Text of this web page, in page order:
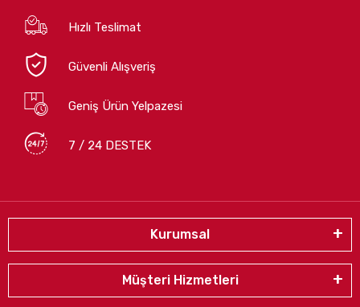
Hızlı Teslimat
Güvenli Alışveriş
Geniş Ürün Yelpazesi
7 / 24 DESTEK
Kurumsal
Müşteri Hizmetleri